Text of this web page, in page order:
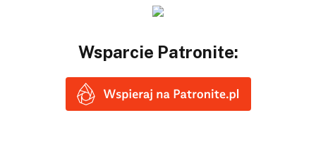
Wsparcie Patronite: